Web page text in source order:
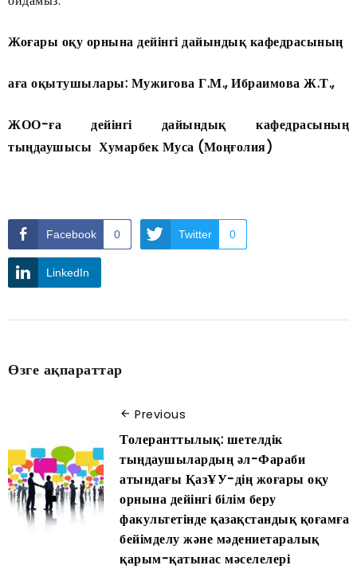
Жоғары оқу орнына дейінгі дайындық кафедрасының
аға оқытушылары: Мужигова Г.М., Ибраимова Ж.Т.,
ЖОО-ға дейінгі дайындық кафедрасының
тыңдаушысы Хумарбек Муса (Моңғолия)
Facebook 0 Twitter 0
LinkedIn
Өзге ақпараттар
Previous
Толеранттылық: шетелдік
тыңдаушылардың әл-Фараби
атындағы ҚазҰУ-дің жоғары оқу
орнына дейінгі білім беру
факультетінде қазақстандық қоғамға
бейімделу және мәдениетаралық
қарым-қатынас мәселелері